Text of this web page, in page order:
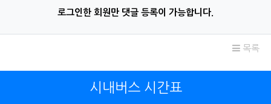
로그인한 회원만 댓글 등록이 가능합니다.
목록
시내버스 시간표